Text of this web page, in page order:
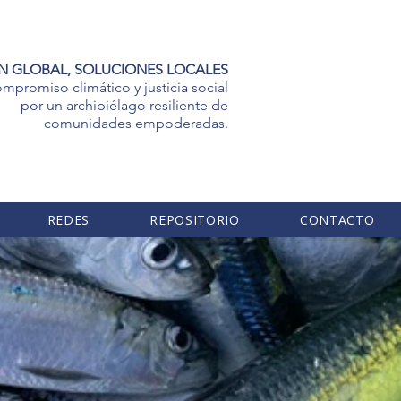
GLOBAL, SOLUCIONES LOCALES
climático y justicia social
por un archipiélago resiliente de
comunidades empoderadas.
REDES REPOSITORIO CONTACTO